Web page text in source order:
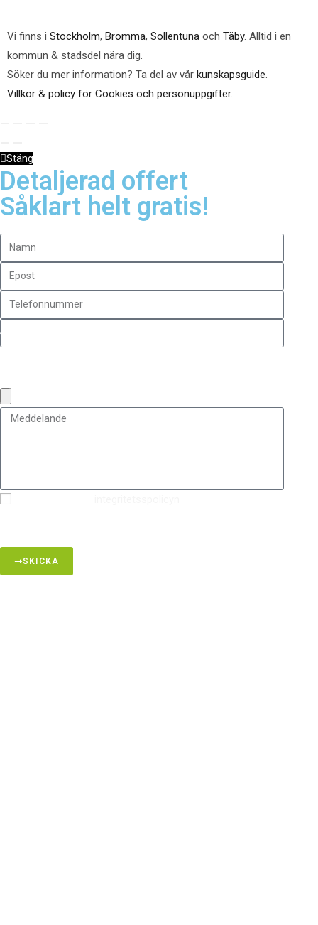
Vi finns i Stockholm, Bromma, Sollentuna och Täby. Alltid i en
kommun & stadsdel nära dig.
Söker du mer information? Ta del av vår kunskapsguide
Villkor & policy för Cookies och personuppgifter.
Stäng
Detaljerad offert
Såklart helt gratis!
SKICKA